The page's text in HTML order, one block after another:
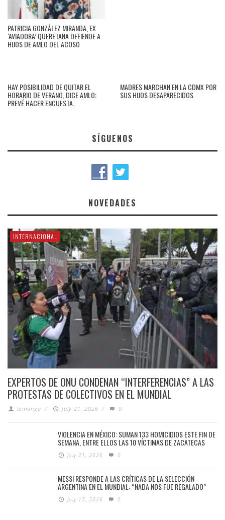
PATRICIA GONZÁLEZ MIRANDA, EX
‘AVIADORA’ QUERETANA DEFIENDE A
HIJOS DE AMLO DEL ACOSO
HAY POSIBILIDAD DE QUITAR EL
HORARIO DE VERANO, DICE AMLO;
PREVÉ HACER ENCUESTA.
MADRES MARCHAN EN LA CDMX POR
SUS HIJOS DESAPARECIDOS
SÍGUENOS
NOVEDADES
INTERNACIONAL
EXPERTOS DE ONU CONDENAN “INTERFERENCIAS” A LAS
PROTESTAS DE COLECTIVOS EN EL MUNDIAL
lamanga / July 21, 2026 / 0
VIOLENCIA EN MÉXICO: SUMAN 133 HOMICIDIOS ESTE FIN DE
SEMANA, ENTRE ELLOS LAS 10 VÍCTIMAS DE ZACATECAS
July 21, 2026 0
MESSI RESPONDE A LAS CRÍTICAS DE LA SELECCIÓN
ARGENTINA EN EL MUNDIAL: “NADA NOS FUE REGALADO”
July 17, 2026 0